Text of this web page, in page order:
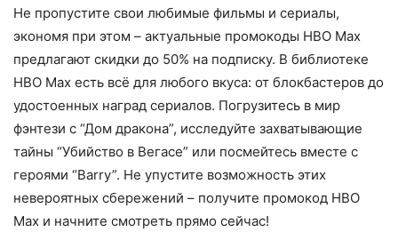
Не пропустите свои любимые фильмы и сериалы,
экономя при этом – актуальные промокоды HBO Max
предлагают скидки до 50% на подписку. В библиотеке
HBO Max есть всё для любого вкуса: от блокбастеров до
удостоенных наград сериалов. Погрузитесь в мир
фэнтези с “Дом дракона”, исследуйте захватывающие
тайны “Убийство в Вегасе” или посмейтесь вместе с
героями “Barry”. Не упустите возможность этих
невероятных сбережений – получите промокод HBO
Max и начните смотреть прямо сейчас!